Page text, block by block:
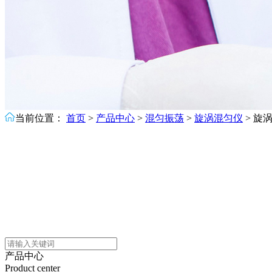
当前位置： 首页 > 产品中心 > 混匀振荡 > 旋涡混匀仪 > 旋
产品中心
Product center